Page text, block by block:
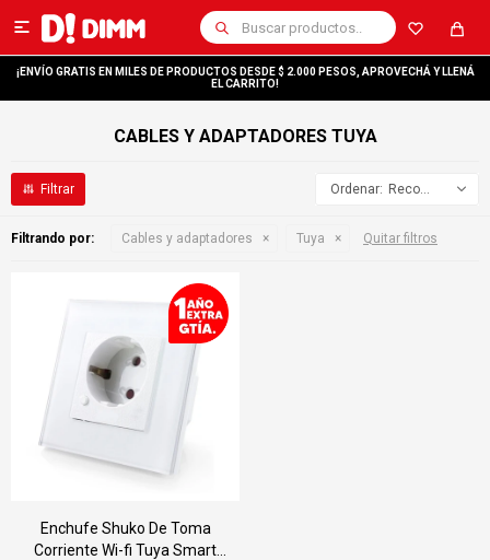

¡ENVÍO GRATIS EN MILES DE PRODUCTOS DESDE $ 2.000 PESOS, APROVECHÁ Y LLENÁ
EL CARRITO!
CABLES Y ADAPTADORES TUYA
Recomendados
Filtrando por: Cables y adaptadores Tuya Quitar filtros
Enchufe Shuko De Toma
Corriente Wi-fi Tuya Smart